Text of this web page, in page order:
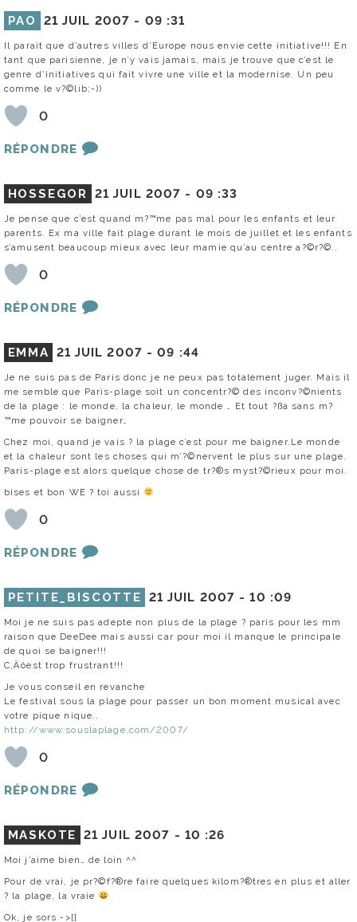
PAO 21 JUIL 2007 - 09 :31
Il parait que d’autres villes d’Europe nous envie cette initiative!!! En
tant que parisienne, je n’y vais jamais, mais je trouve que c’est le
genre d’initiatives qui fait vivre une ville et la modernise. Un peu
comme le v?©lib;-))
0
RÉPONDRE
HOSSEGOR 21 JUIL 2007 - 09 :33
Je pense que c’est quand m?™me pas mal pour les enfants et leur
parents. Ex ma ville fait plage durant le mois de juillet et les enfants
s’amusent beaucoup mieux avec leur mamie qu’au centre a?©r?©..
0
RÉPONDRE
EMMA 21 JUIL 2007 -09 :44
Je ne suis pas de Paris donc je ne peux pas totalement juger. Mais il
me semble que Paris-plage soit un concentr?© des inconv?©nients
de la plage : le monde, la chaleur, le monde … Et tout ?ßa sans m?
™me pouvoir se baigner…
Chez moi, quand je vais ? la plage c’est pour me baigner.Le monde
et la chaleur sont les choses qui m’?©nervent le plus sur une plage.
Paris-plage est alors quelque chose de tr?®s myst?©rieux pour moi.
bises et bon WE ? toi aussi
0
RÉPONDRE
PETITE_BISCOTTE 21 JUIL 2007 -10 :09
Moi je ne suis pas adepte non plus de la plage ? paris pour les mm
raison que DeeDee mais aussi car pour moi il manque le principale
de quoi se baigner!!!
C‚Äôest trop frustrant!!!
Je vous conseil en revanche
Le festival sous la plage pour passer un bon moment musical avec
votre pique nique..
http://www.souslaplage.com/2007/
0
RÉPONDRE
MASKOTE 21 JUIL 2007 - 10 :26
Moi j’aime bien… de loin ^^
Pour de vrai, je pr?©f?®re faire quelques kilom?®tres en plus et aller
? la plage, la vraie
Ok, je sors ->[]